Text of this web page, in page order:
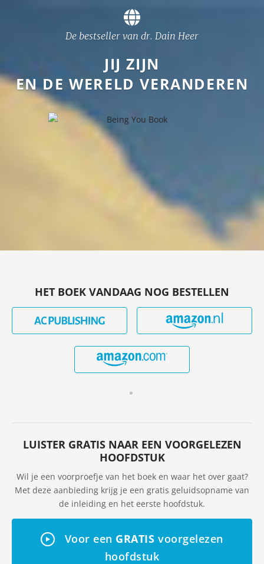
De bestseller van dr. Dain Heer
JIJ ZIJN
EN DE WERELD VERANDEREN
HET BOEK VANDAAG NOG BESTELLEN
LUISTER GRATIS NAAR EEN VOORGELEZEN
HOOFDSTUK
Wil je een voorproefje van het boek en waar het over gaat?
Met deze aanbieding krijg je een gratis geluidsopname van
de inleiding en het eerste hoofdstuk.
Voor een GRATIS voorgelezen
hoofdstuk